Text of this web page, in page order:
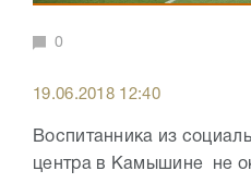
0
19.06.2018 12:40
Воспитанника из
центра в Камышине не